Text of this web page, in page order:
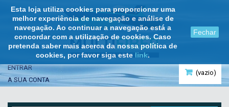
Esta loja utiliza cookies para proporcionar uma
melhor experiência de navegação e análise de
navegação. Ao continuar a navegação está a
concordar com a utilização de cookies. Caso
pretenda saber mais acerca da nossa política de
cookies, por favor siga este link.
Fechar
(vazio)
ENTRAR
A SUA CONTA